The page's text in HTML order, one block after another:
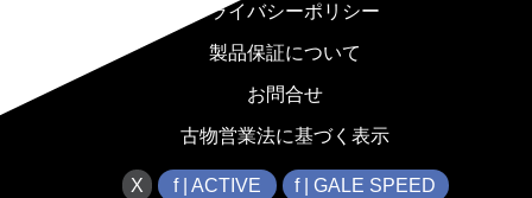
プライバシーポリシー
製品保証について
お問合せ
古物営業法に基づく表示
X f | ACTIVE f | GALE SPEED